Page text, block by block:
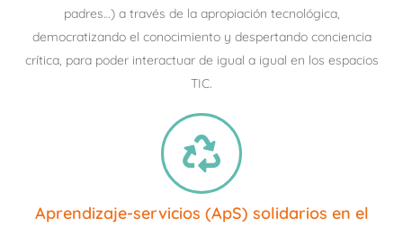
padres…) a través de la apropiación tecnológica,
democratizando el conocimiento y despertando conciencia
crítica, para poder interactuar de igual a igual en los espacios
TIC.
Aprendizaje-servicios (ApS) solidarios en el